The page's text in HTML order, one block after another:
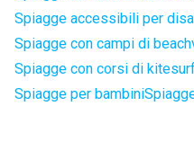
Spiagge accessibili per
Spiagge con campi di
Spiagge con corsi di
Spiagge per bambini